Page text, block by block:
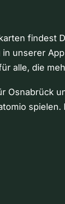
findest
unserer
alle, die
Osnabrück